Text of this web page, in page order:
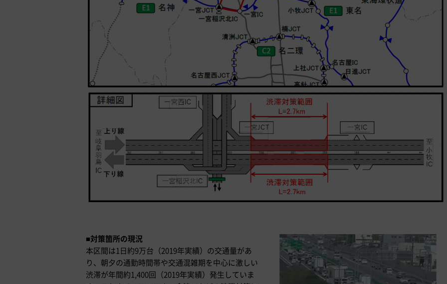
■対策箇所の現況
本区間は1日約9万台（2019年実績）の交通量があ
り、朝夕の通勤時間帯や交通混雑期を中心に激しい
渋滞が年間約1,400回（2019年実績）発生していま